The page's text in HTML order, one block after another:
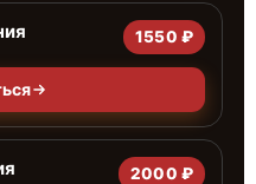
1550 ₽
2000 ₽